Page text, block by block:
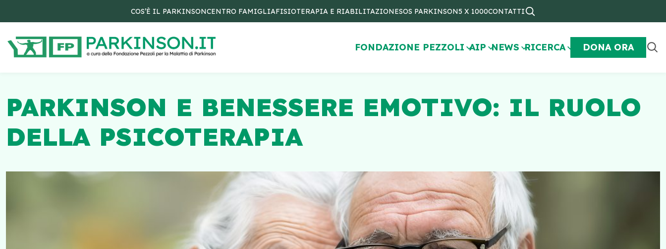
COS’È IL PARKINSONCENTRO FAMIGLIAFISIOTERAPIA E RIABILITAZIONESOS PARKINSON5 X 1000CONTATTI
FONDAZIONE PEZZOLI AIP NEWS RICERCA DONA ORA
PARKINSON E BENESSERE EMOTIVO: IL RUOLO
DELLA PSICOTERAPIA